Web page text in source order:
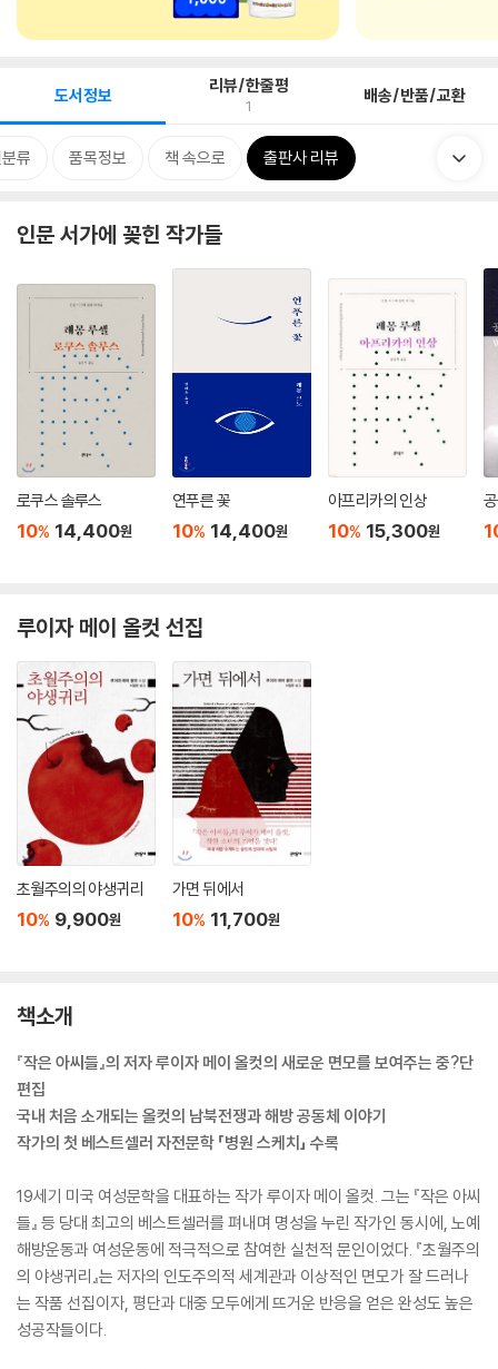
도서정보 리뷰/한줄평
1 배송/반품/교환
류 품목정보 책 속으로 출판사 리뷰
인문 서가에 꽂힌 작가들
로쿠스 솔루스
10% 14,400원
연푸른 꽃
10% 14,400원
아프리카의 인상
10% 15,300원
루이자 메이 올컷 선집
초월주의의 야생귀리
10% 9,900원
가면 뒤에서
10% 11,700원
책소개
『작은 아씨들』의 저자 루이자 메이 올컷의 새로운 면모를 보여주는 중?단
편집
국내 처음 소개되는 올컷의 남북전쟁과 해방 공동체 이야기
작가의 첫 베스트셀러 자전문학 「병원 스케치」 수록
19세기 미국 여성문학을 대표하는 작가 루이자 메이 올컷. 그는 『작은 아씨
들』 등 당대 최고의 베스트셀러를 펴내며 명성을 누린 작가인 동시에, 노예
해방운동과 여성운동에 적극적으로 참여한 실천적 문인이었다. 『초월주의
의 야생귀리』는 저자의 인도주의적 세계관과 이상적인 면모가 잘 드러나
는 작품 선집이자, 평단과 대중 모두에게 뜨거운 반응을 얻은 완성도 높은
성공작들이다.